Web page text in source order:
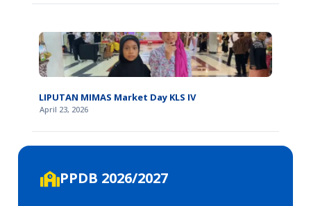
LIPUTAN MIMAS Market Day KLS IV
April 23, 2026
PPDB 2026/2027